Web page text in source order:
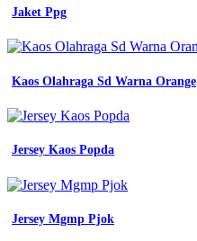
Jaket Ppg
Kaos Olahraga Sd Warna Orange
Jersey Kaos Popda
Jersey Mgmp Pjok